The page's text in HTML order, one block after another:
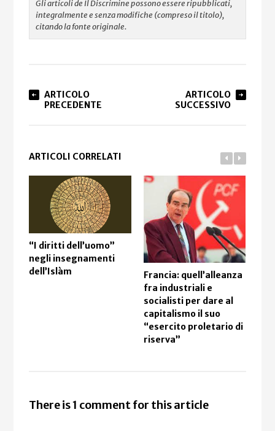
Gli articoli de Il Discrimine possono essere ripubblicati,
integralmente e senza modifiche (compreso il titolo),
citando la fonte originale.
ARTICOLO
PRECEDENTE
ARTICOLO
SUCCESSIVO
ARTICOLI CORRELATI
“I diritti dell’uomo”
negli insegnamenti
dell’Islàm
Francia: quell’alleanza
fra industriali e
socialisti per dare al
capitalismo il suo
“esercito proletario di
riserva”
There is 1 comment for this article